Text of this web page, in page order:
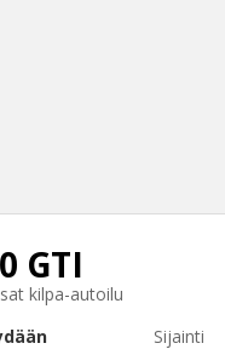
GTI
kilpa-autoilu
Sijainti